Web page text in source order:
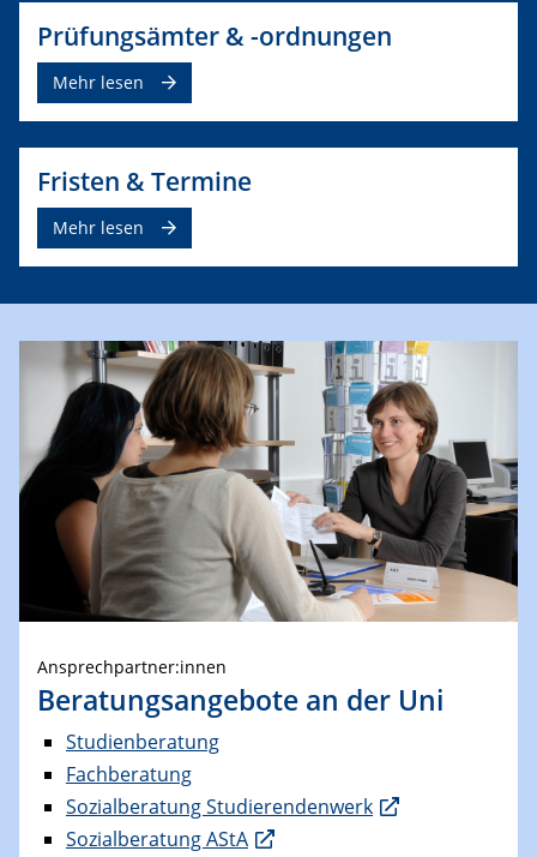
Prüfungsämter & -ordnungen
Mehr lesen
Fristen & Termine
Mehr lesen
Ansprechpartner:innen
Beratungsangebote an der Uni
Studienberatung
Fachberatung
Sozialberatung Studierendenwerk
Sozialberatung AStA